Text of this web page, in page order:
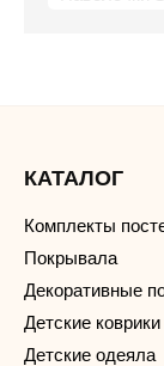
КАТАЛОГ
Комплекты
Покрывала
Декоративные
Детские коврики
Детские одеяла